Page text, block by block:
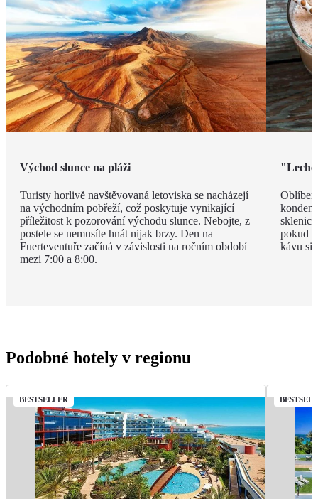
Východ slunce na pláži
Turisty horlivě navštěvovaná letoviska se nacházejí
na východním pobřeží, což poskytuje vynikající
příležitost k pozorování východu slunce. Nebojte, z
postele se nemusíte hnát nijak brzy. Den na
Fuerteventuře začíná v závislosti na ročním období
mezi 7:00 a 8:00.
pokud
kávu si
Podobné hotely v regionu
BESTSELLER